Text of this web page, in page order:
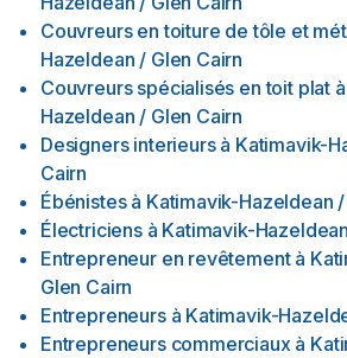
Couvreurs en toiture de tôle et
Hazeldean / Glen Cairn
Couvreurs spécialisés en toit plat à
Hazeldean / Glen Cairn
Designers interieurs à Katimavik-
Cairn
Ébénistes à Katimavik-Hazeldean
Électriciens à Katimavik-
Entrepreneur en revêtement à
Glen Cairn
Entrepreneurs à Katimavik-
Entrepreneurs commerciaux à